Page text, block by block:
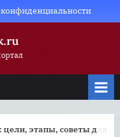
этапы, советы для